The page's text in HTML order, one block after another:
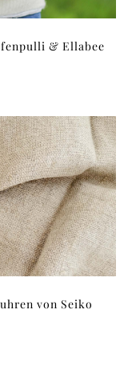
& Ellabee
von Seiko